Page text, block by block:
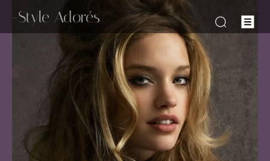
-Style Adorés